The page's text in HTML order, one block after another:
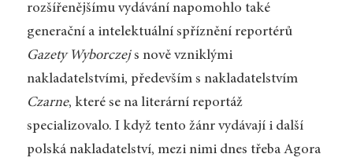
rozšířenějšímu vydávání napomohlo také
generační a intelektuální spříznění reportérů
Gazety Wyborczejs nově vzniklými
nakladatelstvími, především s nakladatelstvím
Czarne, které se na literární reportáž
specializovalo. I když tento žánr vydávají i další
polská nakladatelství, mezi nimi dnes třeba Agora